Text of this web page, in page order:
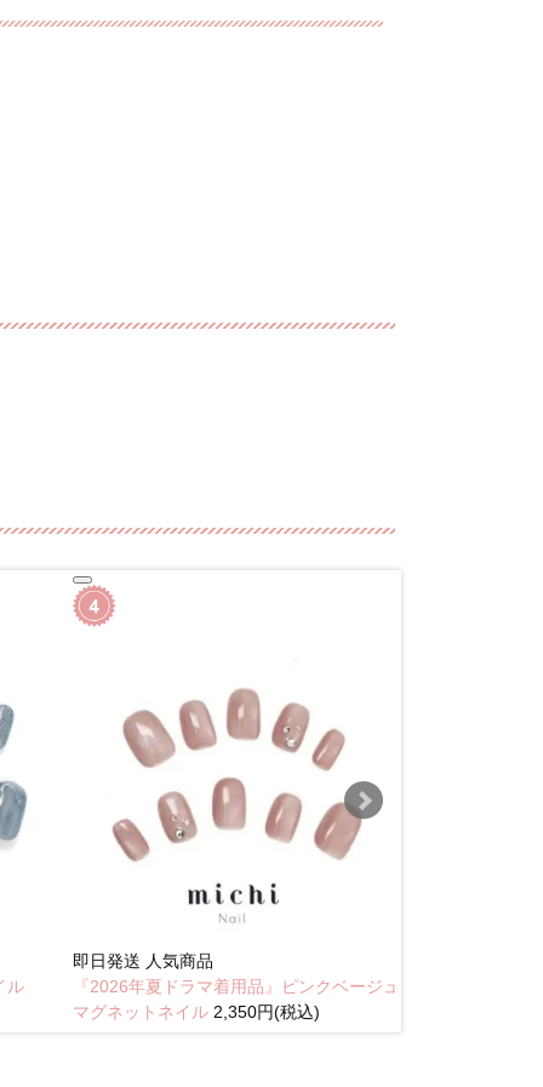
ル
即日発送 人気商品
『2026年夏ドラマ着用品』ピンクベージュ
マグネットネイル2,350円(税込)